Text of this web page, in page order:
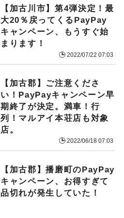
【加古川市】第4弾決定！最
大20％戻ってくるPayPay
キャンペーン、もうすぐ始
まります！
2022/07/22 07:03
【加古郡】ご注意くださ
い！PayPayキャンペーン早
期終了が決定。満車！行
列！マルアイ本荘店も対象
店。
2022/06/18 07:03
【加古郡】播磨町のPayPay
キャンペーン、お得すぎて
品切れが発生していた！